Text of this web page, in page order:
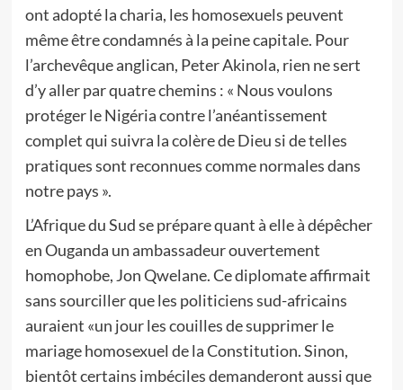
ont adopté la charia, les homosexuels peuvent
même être condamnés à la peine capitale. Pour
l’archevêque anglican, Peter Akinola, rien ne sert
d’y aller par quatre chemins : « Nous voulons
protéger le Nigéria contre l’anéantissement
complet qui suivra la colère de Dieu si de telles
pratiques sont reconnues comme normales dans
notre pays ».
L’Afrique du Sud se prépare quant à elle à dépêcher
en Ouganda un ambassadeur ouvertement
homophobe, Jon Qwelane. Ce diplomate affirmait
sans sourciller que les politiciens sud-africains
auraient «un jour les couilles de supprimer le
mariage homosexuel de la Constitution. Sinon,
bientôt certains imbéciles demanderont aussi que